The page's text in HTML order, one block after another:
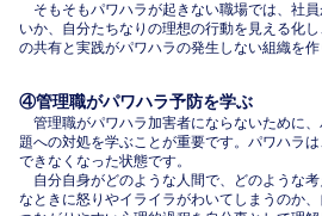
そもそもパワハラが起きない職場では、社
いか、自分たちなりの理想の行動を見える化
の共有と実践がパワハラの発生しない組織を作
④管理職がパワハラ予防を学ぶ
管理職がパワハラ加害者にならないために
題への対処を学ぶことが重要です。パワハラ
できなくなった状態です。
自分自身がどのような人間で、どのような考
なときに怒りやイライラがわいてしまうのか